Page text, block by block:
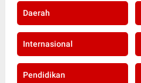
Daerah
Internasional
Pendidikan